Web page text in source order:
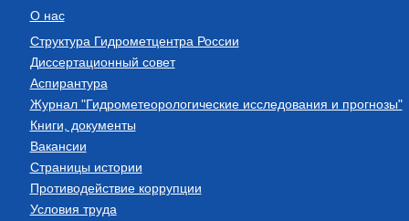
О нас
Структура Гидрометцентра России
Диссертационный совет
Аспирантура
Журнал "Гидрометеорологические исследования и прогнозы"
Книги, документы
Вакансии
Страницы истории
Противодействие коррупции
Условия труда